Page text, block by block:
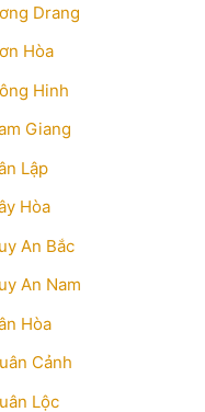
Drang
Hòa
Hinh
Giang
Lập
Hòa
An Bắc
An Nam
Hòa
Cảnh
Lộc